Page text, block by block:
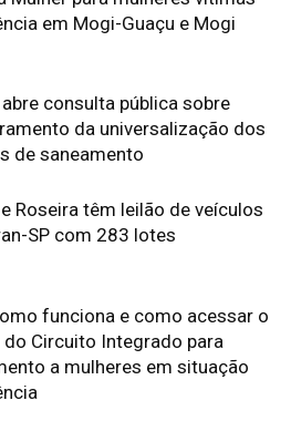
em Mogi-Guaçu e Mogi
consulta pública sobre
da universalização dos
de saneamento
Roseira têm leilão de veículos
SP com 283 lotes
funciona e como acessar o
Circuito Integrado para
a mulheres em situação